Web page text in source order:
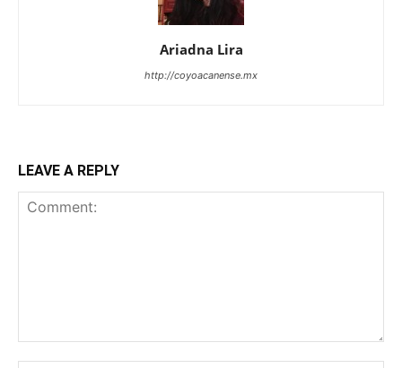
Ariadna Lira
http://coyoacanense.mx
LEAVE A REPLY